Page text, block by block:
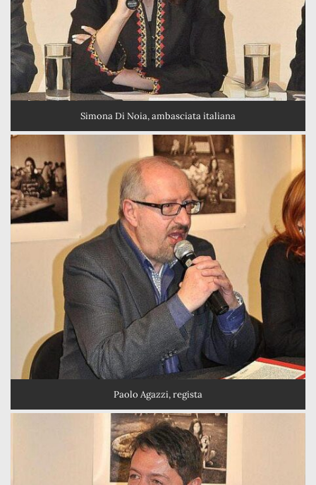
Simona Di Noia, ambasciata italiana
Paolo Agazzi, regista